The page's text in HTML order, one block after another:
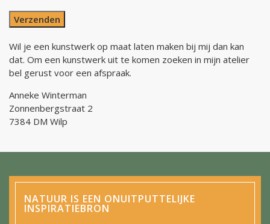
Verzenden
Wil je een kunstwerk op maat laten maken bij mij dan kan
dat. Om een kunstwerk uit te komen zoeken in mijn atelier
bel gerust voor een afspraak.
Anneke Winterman
Zonnenbergstraat 2
7384 DM Wilp
NATUUR IS EEN ONUITPUTTELIJKE
INSPIRATIEBRON